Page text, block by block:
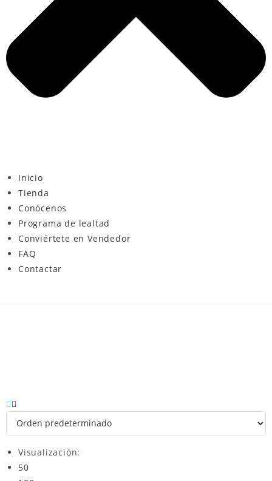
Inicio
Tienda
Conócenos
Programa de lealtad
Conviértete en Vendedor
FAQ
Contactar
Visualización:
50